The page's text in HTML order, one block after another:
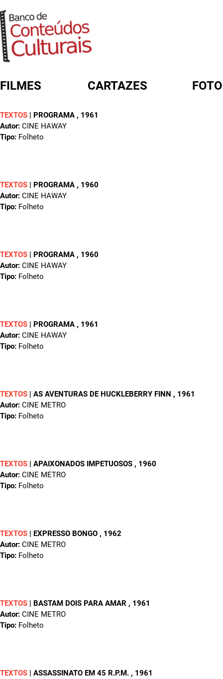
FILMES CARTAZES
TEXTOS | PROGRAMA , 1961
Autor: CINE HAWAY
Tipo: Folheto
TEXTOS | PROGRAMA , 1960
Autor: CINE HAWAY
Tipo: Folheto
TEXTOS | PROGRAMA , 1960
Autor: CINE HAWAY
Tipo: Folheto
TEXTOS | PROGRAMA , 1961
Autor: CINE HAWAY
Tipo: Folheto
TEXTOS | AS AVENTURAS DE HUCKLEBERRY FINN , 1961
Autor: CINE METRO
Tipo: Folheto
TEXTOS | APAIXONADOS IMPETUOSOS , 1960
Autor: CINE METRO
Tipo: Folheto
TEXTOS | EXPRESSO BONGO , 1962
Autor: CINE METRO
Tipo: Folheto
TEXTOS | BASTAM DOIS PARA AMAR , 1961
Autor: CINE METRO
Tipo: Folheto
TEXTOS | ASSASSINATO EM 45 R.P.M. , 1961
FORMULÁRIO DE BUSCA